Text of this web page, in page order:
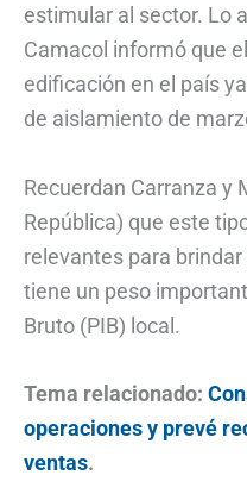
estimular al sector. Lo
Camacol informó que
edificación en el país
de aislamiento de
Recuerdan Carranza y
República) que este
relevantes para
tiene un peso
Bruto (PIB) local.
Tema relacionado:
operaciones y prevé
ventas.